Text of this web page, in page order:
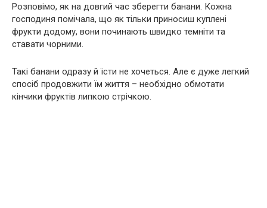
Розповімо, як на довгий час зберегти банани. Кожна
господиня помічала, що як тільки приносиш куплені
фрукти додому, вони починають швидко темніти та
ставати чорними.
Такі банани одразу й їсти не хочеться. Але є дуже легкий
спосіб продовжити їм життя – необхідно обмотати
кінчики фруктів липкою стрічкою.